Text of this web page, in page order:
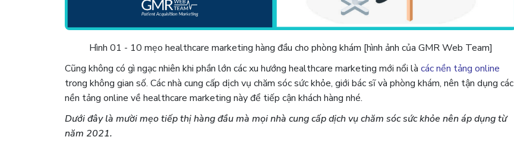
Hình 01 - 10 mẹo healthcare marketing hàng đầu cho phòng khám [hình ảnh của GMR Web Team]
Cũng không có gì ngạc nhiên khi phần lớn các xu hướng healthcare marketing mới nổi là các nền tảng online
trong không gian số. Các nhà cung cấp dịch vụ chăm sóc sức khỏe, giới bác sĩ và phòng khám, nên tận dụng các
nền tảng online về healthcare marketing này để tiếp cận khách hàng nhé.
Dưới đây là mười mẹo tiếp thị hàng đầu mà mọi nhà cung cấp dịch vụ chăm sóc sức khỏe nên áp dụng từ
năm 2021.